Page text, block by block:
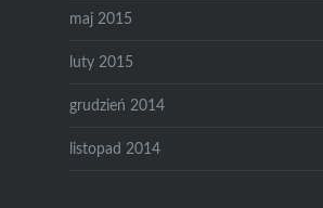
maj 2015
luty 2015
grudzień 2014
listopad 2014